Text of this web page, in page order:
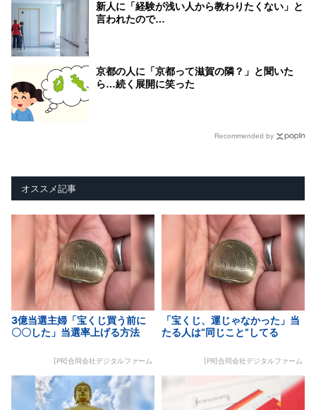
新人に「経験が浅い人から教わりたくない」と
言われたので…
京都の人に「京都って滋賀の隣？」と聞いた
ら…続く展開に笑った
Recommended by
オススメ記事
3億当選主婦「宝くじ買う前に
〇〇した」当選率上げる方法
[PR]合同会社デジタルファーム
「宝くじ、運じゃなかった」当
たる人は“同じこと”してる
[PR]合同会社デジタルファーム